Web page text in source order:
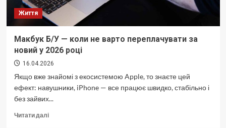
Життя
Макбук Б/У — коли не варто переплачувати за
новий у 2026 році
16.04.2026
Якщо вже знайомі з екосистемою Apple, то знаєте цей
ефект: навушники, iPhone — все працює швидко, стабільно і
без зайвих...
Читати даліДокладніше